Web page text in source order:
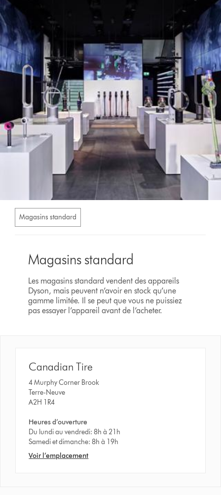
Magasins standard
Magasins standard
Les magasins standard vendent des appareils
Dyson, mais peuvent n’avoir en stock qu’une
gamme limitée. Il se peut que vous ne puissiez
pas essayer l’appareil avant de l’acheter.
Canadian Tire
4 Murphy Corner Brook
Terre-Neuve
A2H 1R4
Heures d’ouverture
Du lundi au vendredi: 8h à 21h
Samedi et dimanche: 8h à 19h
Voir l’emplacement